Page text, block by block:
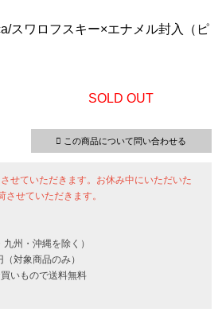
スワロフスキー×エナメル封入（ピ
SOLD OUT
この商品について問い合わせる
せていただきます。お休み中にいただいた
せていただきます。
州・沖縄を除く）
対象商品のみ）
いもので送料無料